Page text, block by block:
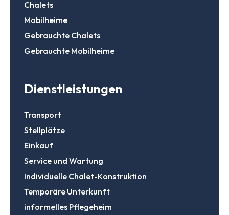
Chalets
Mobilheime
Gebrauchte Chalets
Gebrauchte Mobilheime
Dienstleistungen
Transport
Stellplätze
Einkauf
Service und Wartung
Individuelle Chalet-Konstruktion
Temporäre Unterkunft
informelles Pflegeheim